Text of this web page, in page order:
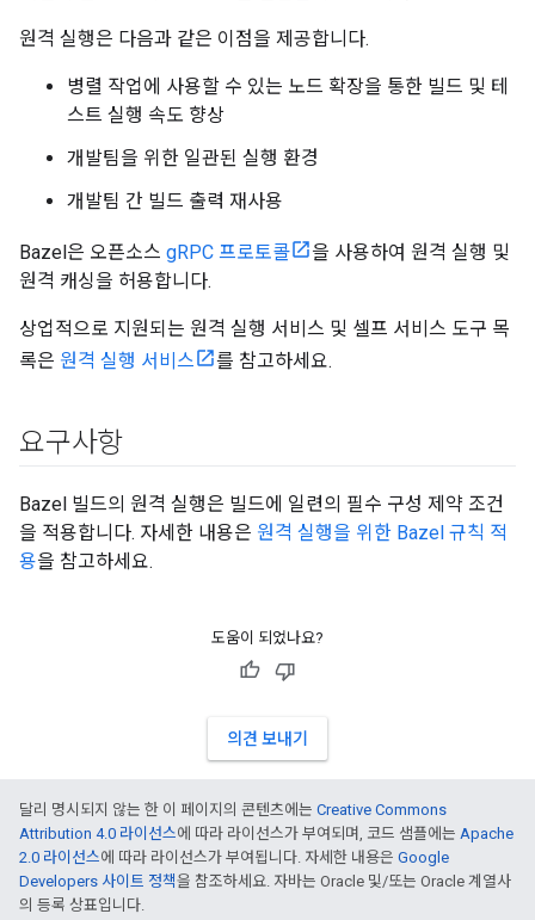
원격 실행은 다음과 같은 이점을 제공합니다.
병렬 작업에 사용할 수 있는 노드 확장을 통한 빌드 및 테
스트 실행 속도 향상
개발팀을 위한 일관된 실행 환경
개발팀 간 빌드 출력 재사용
Bazel은 오픈소스 gRPC 프로토콜
을 사용하여 원격 실행 및
원격 캐싱을 허용합니다.
상업적으로 지원되는 원격 실행 서비스 및 셀프 서비스 도구 목
록은 원격 실행 서비스 를 참고하세요.
요구사항
Bazel 빌드의 원격 실행은 빌드에 일련의 필수 구성 제약 조건
을 적용합니다. 자세한 내용은 원격 실행을 위한 Bazel 규칙 적
용을 참고하세요.
도움이 되었나요?
의견 보내기
달리 명시되지 않는 한 이 페이지의 콘텐츠에는 Creative Commons
Attribution 4.0 라이선스에 따라 라이선스가 부여되며, 코드 샘플에는 Apache
2.0 라이선스에 따라 라이선스가 부여됩니다. 자세한 내용은 Google
Developers 사이트 정책을 참조하세요. 자바는 Oracle 및/또는 Oracle 계열사
의 등록 상표입니다.